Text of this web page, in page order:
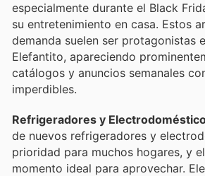
especialmente durante el Black
su entretenimiento en casa. Estos
demanda suelen ser protagonistas
Elefantito, apareciendo
catálogos y anuncios semanales
imperdibles.
Refrigeradores y
de nuevos refrigeradores y
prioridad para muchos hogares, y
momento ideal para aprovechar.